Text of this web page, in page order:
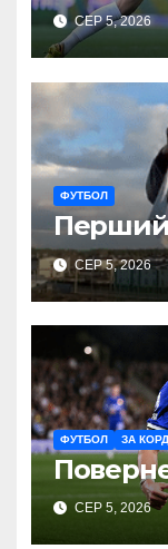
СЕР 5, 2026
ФУТБОЛ
Перший
СЕР 5, 2026
ФУТБОЛ ЗА
СЕР 5, 2026